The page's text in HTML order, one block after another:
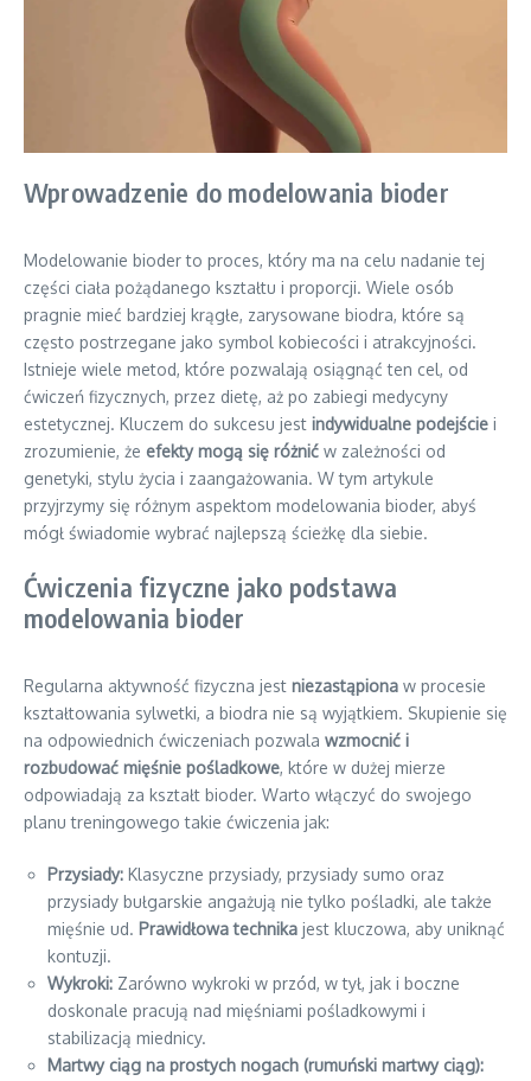
Wprowadzenie do modelowania bioder
Modelowanie bioder to proces, który ma na celu nadanie tej
części ciała pożądanego kształtu i proporcji. Wiele osób
pragnie mieć bardziej krągłe, zarysowane biodra, które są
często postrzegane jako symbol kobiecości i atrakcyjności.
Istnieje wiele metod, które pozwalają osiągnąć ten cel, od
ćwiczeń fizycznych, przez dietę, aż po zabiegi medycyny
estetycznej. Kluczem do sukcesu jest indywidualne podejście i
zrozumienie, że efekty mogą się różnić w zależności od
genetyki, stylu życia i zaangażowania. W tym artykule
przyjrzymy się różnym aspektom modelowania bioder, abyś
mógł świadomie wybrać najlepszą ścieżkę dla siebie.
Ćwiczenia fizyczne jako podstawa
modelowania bioder
Regularna aktywność fizyczna jest niezastąpiona w procesie
kształtowania sylwetki, a biodra nie są wyjątkiem. Skupienie się
na odpowiednich ćwiczeniach pozwala wzmocnić i
rozbudować mięśnie pośladkowe, które w dużej mierze
odpowiadają za kształt bioder. Warto włączyć do swojego
planu treningowego takie ćwiczenia jak:
Przysiady: Klasyczne przysiady, przysiady sumo oraz
przysiady bułgarskie angażują nie tylko pośladki, ale także
mięśnie ud. Prawidłowa technika jest kluczowa, aby uniknąć
kontuzji.
Wykroki: Zarówno wykroki w przód, w tył, jak i boczne
doskonale pracują nad mięśniami pośladkowymi i
stabilizacją miednicy.
Martwy ciąg na prostych nogach (rumuński martwy ciąg):